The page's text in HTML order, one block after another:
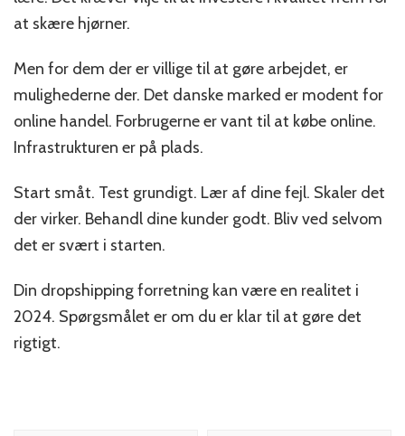
at skære hjørner.
Men for dem der er villige til at gøre arbejdet, er
mulighederne der. Det danske marked er modent for
online handel. Forbrugerne er vant til at købe online.
Infrastrukturen er på plads.
Start småt. Test grundigt. Lær af dine fejl. Skaler det
der virker. Behandl dine kunder godt. Bliv ved selvom
det er svært i starten.
Din dropshipping forretning kan være en realitet i
2024. Spørgsmålet er om du er klar til at gøre det
rigtigt.